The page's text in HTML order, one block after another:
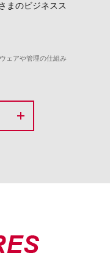
まのビジネスス
ェアや管理の仕組み